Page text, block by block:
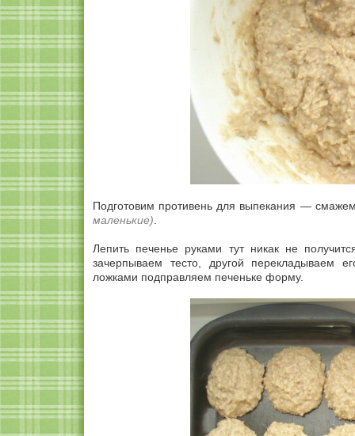
Подготовим противень для выпекания —
маленькие).
Лепить печенье руками тут никак не
зачерпываем тесто, другой перекладываем
ложками подправляем печеньке форму.